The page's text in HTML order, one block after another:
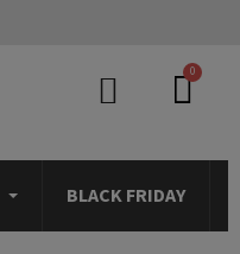
BLACK FRIDAY